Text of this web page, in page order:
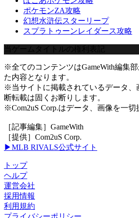
ポケモンZA攻略
幻想水滸伝スターリープ
スプラトゥーンレイダース攻略
当ゲームタイトルの権利表記
※全てのコンテンツはGameWith編集
た内容となります。
※当サイトに掲載されているデータ、
断転載は固くお断りします。
※Com2uS Corp.はデータ、画像を一切
［記事編集］GameWith
［提供］Com2uS Corp.
▶MLB RIVALS公式サイト
トップ
ヘルプ
運営会社
採用情報
利用規約
プライバシーポリシー